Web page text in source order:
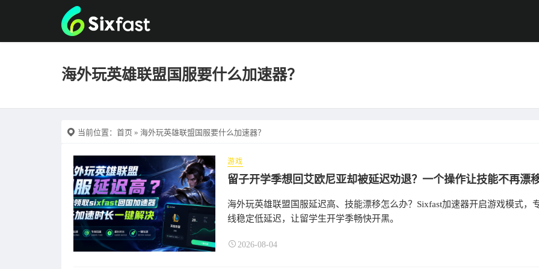
海外玩英雄联盟国服要什么加速器？
当前位置： 首页 » 海外玩英雄联盟国服要什么加速器？
游戏
留子开学季想回艾欧尼亚却被延迟劝退？一个操作让技能不再漂
海外玩英雄联盟国服延迟高、技能漂移怎么办？Sixfast加速器开启游戏模式，
线稳定低延迟，让留学生开学季畅快开黑。
2026-08-04